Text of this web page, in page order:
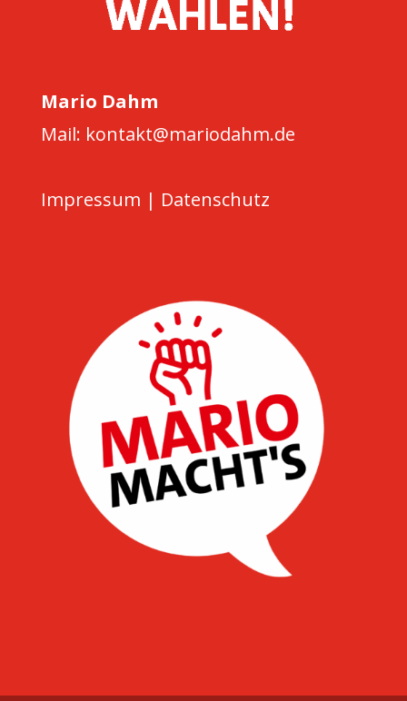
Mario Dahm
Mail: kontakt@mariodahm.de
Impressum | Datenschutz